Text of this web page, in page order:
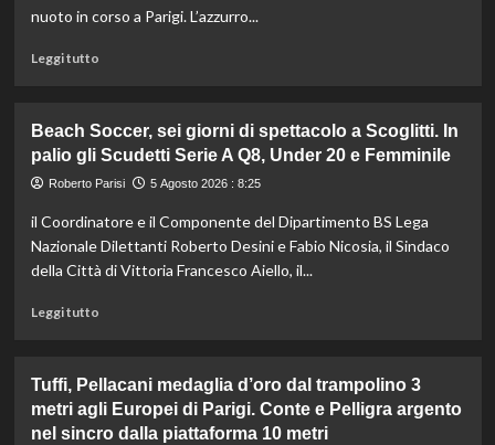
europeo
nuoto in corso a Parigi. L’azzurro...
Leggi tuttoLeggi
Paltrinieri
di
bronzo
5
km
di
oro
a
Wellbrock
Beach Soccer, sei giorni di spettacolo a Scoglitti. In
palio gli Scudetti Serie A Q8, Under 20 e Femminile
Roberto Parisi 5 Agosto 2026 : 8:25
il Coordinatore e il Componente del Dipartimento BS Lega
Nazionale Dilettanti Roberto Desini e Fabio Nicosia, il Sindaco
della Città di Vittoria Francesco Aiello, il...
Leggi tuttoLeggi
Beach
Soccer,
sei
Tuffi, Pellacani medaglia d’oro dal trampolino 3
metri agli Europei di Parigi. Conte e Pelligra argento
nel sincro dalla piattaforma 10 metri